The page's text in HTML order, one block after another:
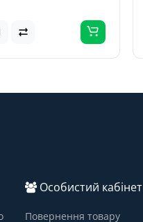
Особистий кабінет
Повернення товару